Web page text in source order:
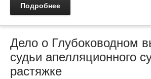
Подробнее
Дело о Глубоководном
судьи апелляционного
растяжке